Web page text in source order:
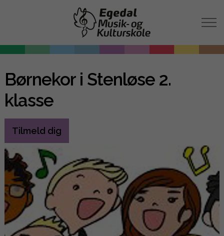
Børnekor i Stenløse 2.
klasse
Tilmeld dig